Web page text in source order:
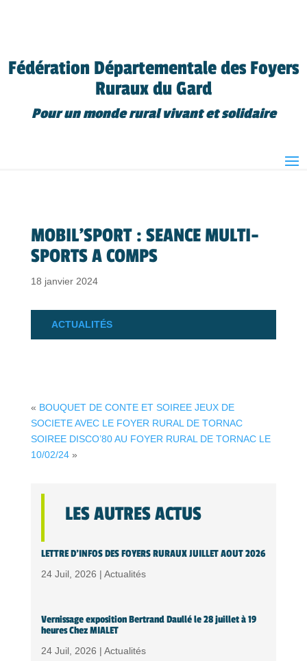
Fédération Départementale des Foyers
Ruraux du Gard
Pour un monde rural vivant et solidaire
MOBIL’SPORT : SEANCE MULTI-
SPORTS A COMPS
18 janvier 2024
ACTUALITÉS
« BOUQUET DE CONTE ET SOIREE JEUX DE
SOCIETE AVEC LE FOYER RURAL DE TORNAC
SOIREE DISCO’80 AU FOYER RURAL DE TORNAC LE
10/02/24»
LES AUTRES ACTUS
LETTRE D’INFOS DES FOYERS RURAUX JUILLET AOUT 2026
24 Juil, 2026 | Actualités
Vernissage exposition Bertrand Daullé le 28 juillet à 19
heures Chez MIALET
24 Juil, 2026 | Actualités